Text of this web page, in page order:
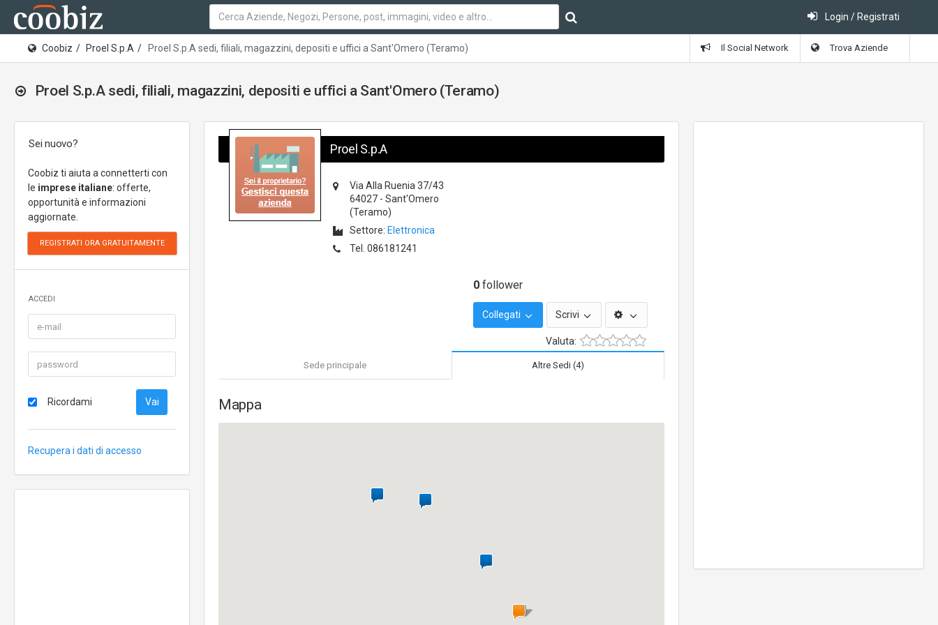
Login / Registrati
Coobiz Proel S.p.A Proel S.p.A sedi, filiali, magazzini, depositi e uffici a Sant'Omero (Teramo) Il Social Network Trova Aziende
Proel S.p.A sedi, filiali, magazzini, depositi e uffici a Sant'Omero (Teramo)
Sei nuovo?
Coobiz ti aiuta a connetterti con
le imprese italiane: offerte,
opportunità e informazioni
aggiornate.
ACCEDI
Ricordami
Recupera i dati di accesso
Proel S.p.A
Via Alla Ruenia 37/43
64027 - Sant'Omero
(Teramo)
Settore: Elettronica
Tel. 086181241
0 follower
Collegati Scrivi
Valuta:
Sede principale Altre Sedi (4)
Mappa